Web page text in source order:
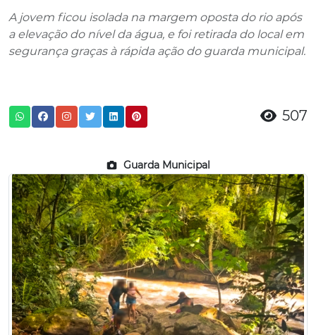
A jovem ficou isolada na margem oposta do rio após
a elevação do nível da água, e foi retirada do local em
segurança graças à rápida ação do guarda municipal.
507
Guarda Municipal